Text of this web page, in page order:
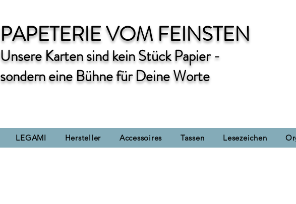
PAPETERIE VOM FEINSTEN
Unsere Karten sind kein Stück Papier -
sondern eine Bühne für Deine Worte
LEGAMI Hersteller Accessoires Tassen Lesezeichen